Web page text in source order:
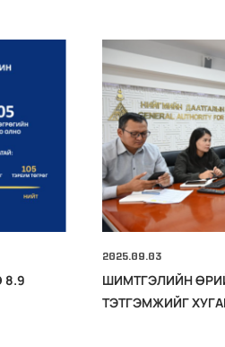
8.9
2025.09.03
ШИМТГЭЛИЙН
ТЭТГЭМЖИЙГ